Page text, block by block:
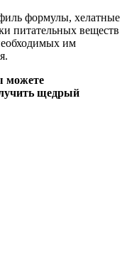
формулы, хелатные
питательных веществ
им
можете
щедрый